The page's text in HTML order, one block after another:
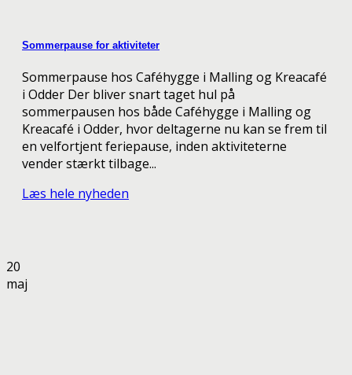
Sommerpause for aktiviteter
Sommerpause hos Caféhygge i Malling og Kreacafé
i Odder Der bliver snart taget hul på
sommerpausen hos både Caféhygge i Malling og
Kreacafé i Odder, hvor deltagerne nu kan se frem til
en velfortjent feriepause, inden aktiviteterne
vender stærkt tilbage...
Læs hele nyheden
20
maj